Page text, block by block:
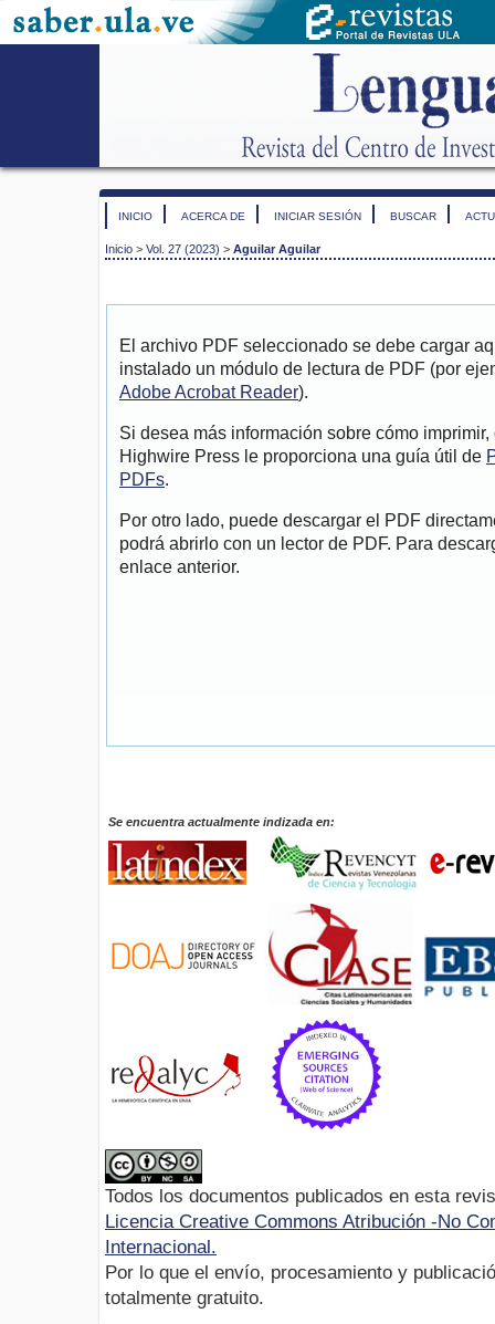
INICIO ACERCA DE INICIAR SESIÓN BUSCAR
Inicio > Vol. 27 (2023) > Aguilar Aguilar
El archivo PDF seleccionado se debe cargar
instalado un módulo de lectura de PDF (por
Adobe Acrobat Reader).
Si desea más información sobre cómo
Highwire Press le proporciona una guía útil de
PDFs.
Por otro lado, puede descargar el PDF
podrá abrirlo con un lector de PDF. Para
enlace anterior.
Se encuentra actualmente indizada en:
Todos los documentos publicados en esta
Licencia Creative Commons Atribución -No
Internacional.
Por lo que el envío, procesamiento y
totalmente gratuito.